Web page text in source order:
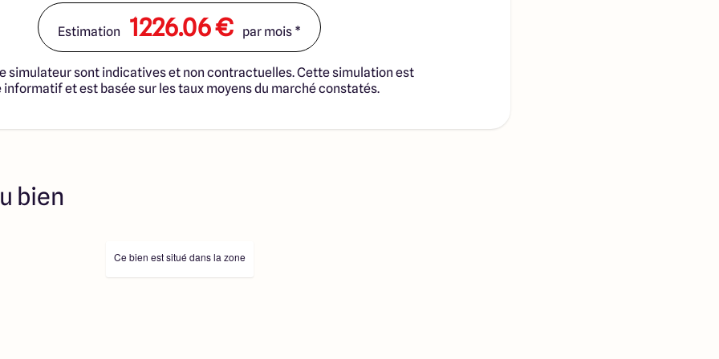
plus d’informations. Le prix
terrain et de la
et taxes. Les
sont sélectionnées
fonciers selon disponibilités
en vue de construire une
de Construction de
professionnels dûment
collaborateurs ne sont
Estimation 1226.06 € par mois *
simulateur sont indicatives et non contractuelles. Cette simulation est
et est basée sur les taux moyens du marché constatés.
bien
Ce bien est situé dans la zone